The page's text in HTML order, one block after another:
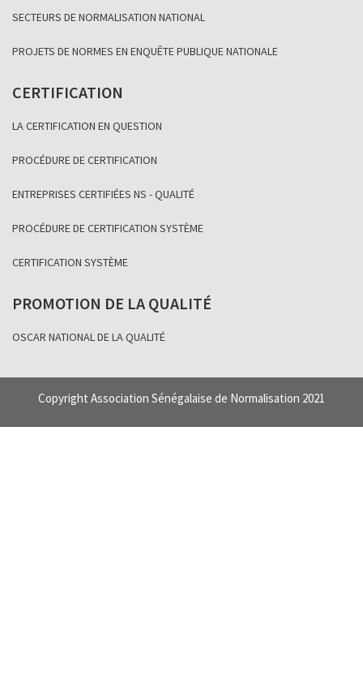
SECTEURS DE NORMALISATION NATIONAL
PROJETS DE NORMES EN ENQUÊTE PUBLIQUE NATIONALE
CERTIFICATION
LA CERTIFICATION EN QUESTION
PROCÉDURE DE CERTIFICATION
ENTREPRISES CERTIFIÉES NS - QUALITÉ
PROCÉDURE DE CERTIFICATION SYSTÈME
CERTIFICATION SYSTÈME
PROMOTION DE LA QUALITÉ
OSCAR NATIONAL DE LA QUALITÉ
Copyright Association Sénégalaise de Normalisation 2021